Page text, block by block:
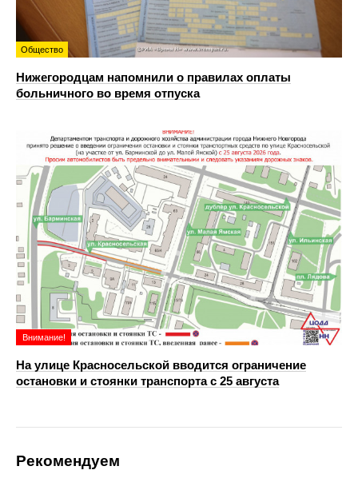
Общество
Нижегородцам напомнили о правилах оплаты
больничного во время отпуска
Внимание!
На улице Красносельской вводится ограничение
остановки и стоянки транспорта с 25 августа
Рекомендуем